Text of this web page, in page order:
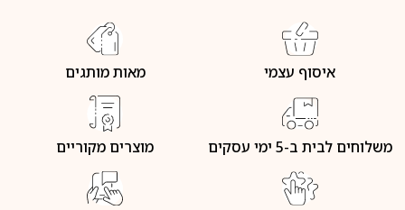
איסוף עצמי מאות מותגים
משלוחים לבית ב-5 ימי עסקים מוצרים מקוריים